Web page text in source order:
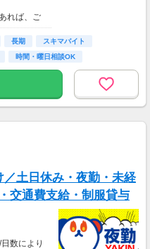
）
や主婦の
活動され
れば、ご
ートとの
長期
スキマバイト
時間・曜日相談OK
土日休み・夜勤・未経
交通費支給・制服貸与
数により